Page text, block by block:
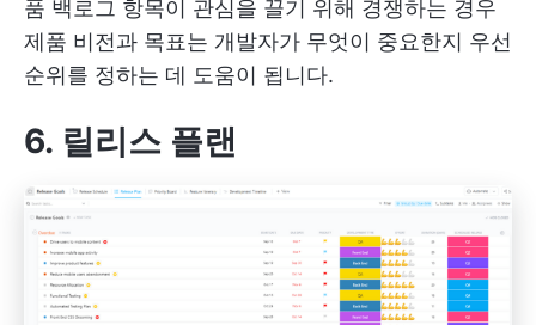
품 백로그 항목이 관심을 끌기 위해 경쟁하는 경우
제품 비전과 목표는 개발자가 무엇이 중요한지 우선
순위를 정하는 데 도움이 됩니다.
6. 릴리스 플랜